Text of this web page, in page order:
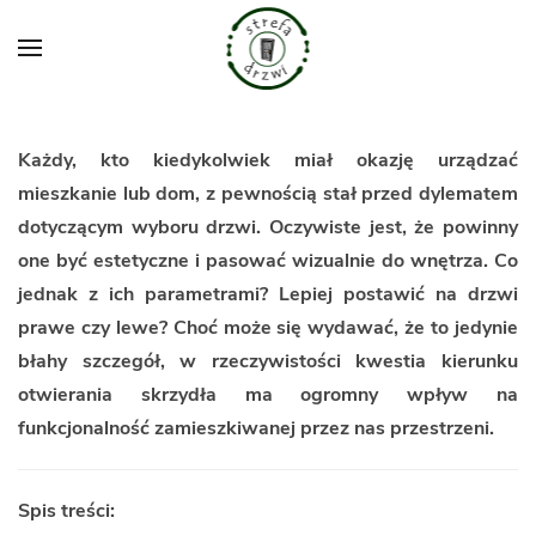
Przejdź do głównej treści
Każdy, kto kiedykolwiek miał okazję urządzać
mieszkanie lub dom, z pewnością stał przed dylematem
dotyczącym wyboru drzwi. Oczywiste jest, że powinny
one być estetyczne i pasować wizualnie do wnętrza. Co
jednak z ich parametrami? Lepiej postawić na drzwi
prawe czy lewe? Choć może się wydawać, że to jedynie
błahy szczegół, w rzeczywistości kwestia kierunku
otwierania skrzydła ma ogromny wpływ na
funkcjonalność zamieszkiwanej przez nas przestrzeni.
Spis treści: